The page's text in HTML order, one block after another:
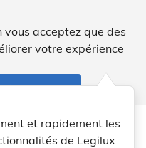
acceptez que des
votre expérience
ce message
help Aide
et rapidement les
de Legilux
light_mode dark_mode